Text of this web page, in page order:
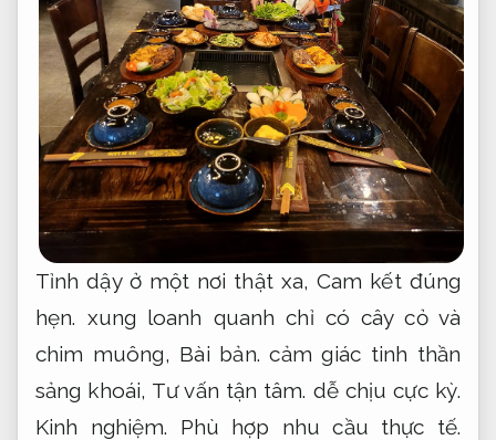
Tỉnh dậy ở một nơi thật xa,Cam kết đúng
hẹn. xung loanh quanh chỉ có cây cỏ và
chim muông, Bài bản. cảm giác tinh thần
sảng khoái, Tư vấn tận tâm. dễ chịu cực kỳ.
Kinh nghiệm.
Phù hợp nhu cầu thực tế.